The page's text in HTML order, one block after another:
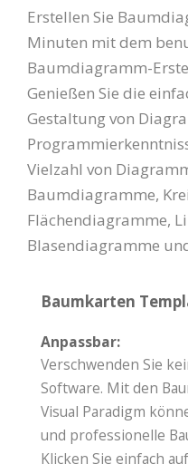
Erstellen Sie
Minuten mit dem
Baumdiagramm-
Genießen Sie die
Gestaltung von
Vielzahl von
Baumdiagramme,
Flächendiagramme,
Blasendiagramme
Baumkarten
Anpassbar:
Verschwenden Sie
Software. Mit den
Visual Paradigm
und professionelle
Klicken Sie einfach